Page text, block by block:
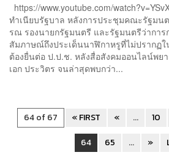
https://www.youtube.com/
ทำเนียบรัฐบาล หลังการประชุมคณะรัฐมน
รณ รองนายกรัฐมนตรี และรัฐมนตรีว่าการ
สัมภาษณ์ถึงประเด็นนาฬิกาหรูที่ไม่ปรากฏ
ต้องยื่นต่อ ป.ป.ช. หลังสื่อสังคมออนไลน์พย
เอก ประวิตร จนล่าสุดพบกว่า...
64 of 67 « FIRST « ... 10
64
65 ... »